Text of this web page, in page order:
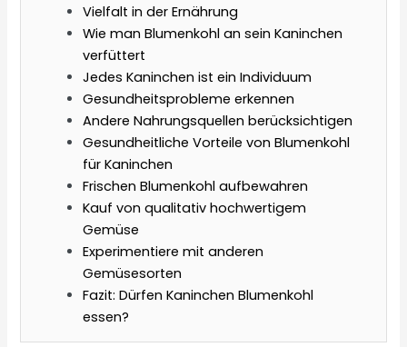
Vielfalt in der Ernährung
Wie man Blumenkohl an sein Kaninchen
verfüttert
Jedes Kaninchen ist ein Individuum
Gesundheitsprobleme erkennen
Andere Nahrungsquellen berücksichtigen
Gesundheitliche Vorteile von Blumenkohl
für Kaninchen
Frischen Blumenkohl aufbewahren
Kauf von qualitativ hochwertigem
Gemüse
Experimentiere mit anderen
Gemüsesorten
Fazit: Dürfen Kaninchen Blumenkohl
essen?